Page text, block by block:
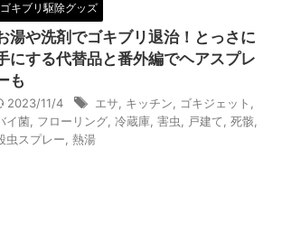
ゴキブリ駆除グッズ
湯や洗剤でゴキブリ退治！とっさに
にする代替品と番外編でヘアスプレ
も
2023/11/4 エサ キッチン ゴキジェット
イ菌 フローリング 冷蔵庫 害虫 戸建て 死骸
虫スプレー 熱湯